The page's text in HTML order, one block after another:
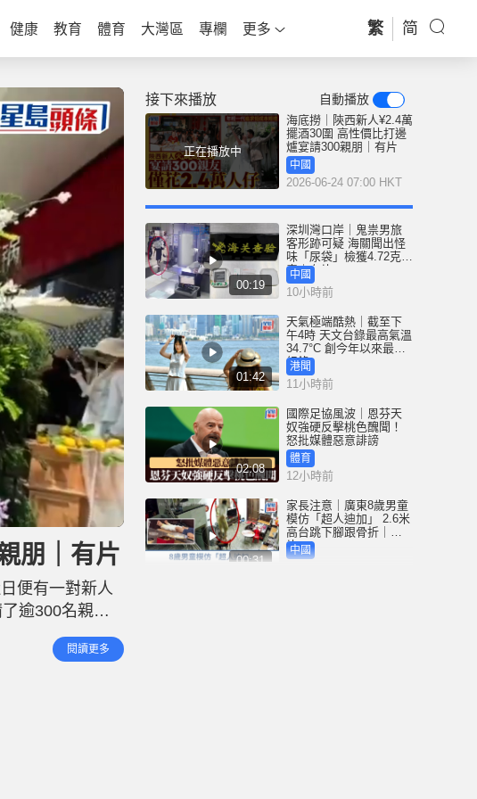
健康 教育 體育 大灣區 專欄 更多 繁 简
朋｜有片
便有一對新人
逾300名親友
海底撈員工合
追求個性化、
閱讀更多
接下來播放 自動播放
正在播放中
海底撈｜陝西新人¥2.4萬
擺酒30圍 高性價比打邊
爐宴請300親朋｜有片
中國
2026-06-24 07:00 HKT
00:19
深圳灣口岸｜鬼祟男旅
客形跡可疑 海關聞出怪
味「尿袋」檢獲4.72克冰
毒｜有片
中國
10小時前
01:42
天氣極端酷熱｜截至下
午4時 天文台錄最高氣溫
34.7°C 創今年以來最高
紀錄
港聞
11小時前
02:08
國際足協風波｜恩芬天
奴強硬反擊桃色醜聞！
怒批媒體惡意誹謗
體育
12小時前
00:31
家長注意｜廣東8歲男童
模仿「超人迪加」 2.6米
高台跳下腳跟骨折｜有
片
中國